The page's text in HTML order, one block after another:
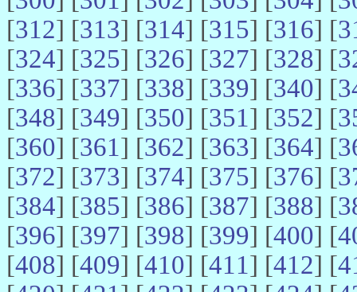
[312] [313] [314] [315] [316] [
[324] [325] [326] [327] [328] [
[336] [337] [338] [339] [340] [
[348] [349] [350] [351] [352] [
[360] [361] [362] [363] [364] [
[372] [373] [374] [375] [376] [
[384] [385] [386] [387] [388] [
[396] [397] [398] [399] [400] [
[408] [409] [410] [411] [412] [